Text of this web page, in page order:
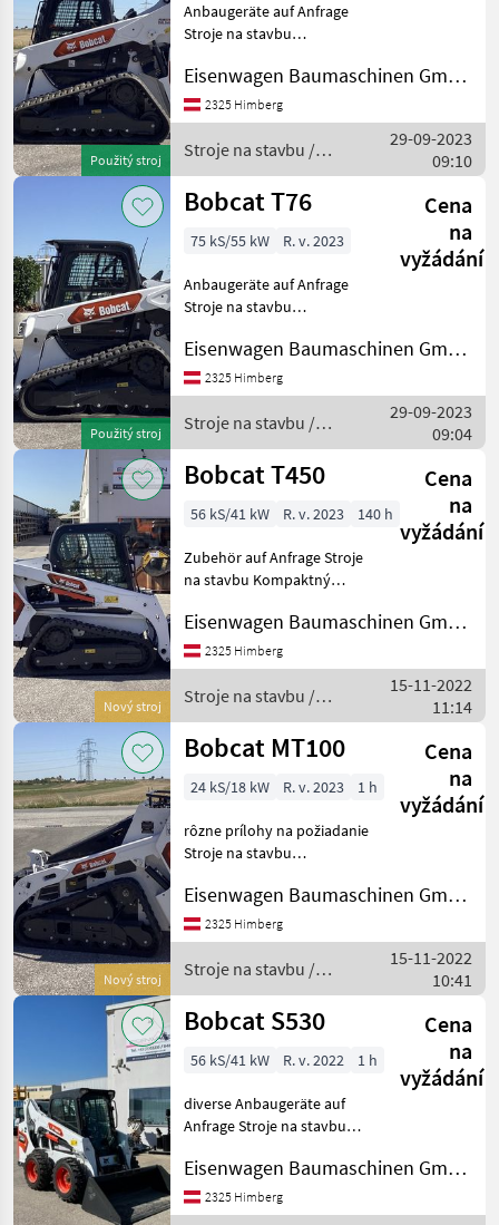
Použitý stroj
Anbaugeräte auf Anfrage
Stroje na stavbu
Eisenwagen Baumaschinen GmbH
2325 Himberg
Stroje na stavbu /
Bobcat
29-09-2023
09:10
Použitý stroj
Bobcat T76
Cena
na
vyžádání
75 kS/55 kW R. v. 2023
Anbaugeräte auf Anfrage
Stroje na stavbu
Eisenwagen Baumaschinen GmbH
2325 Himberg
Stroje na stavbu /
Bobcat
29-09-2023
09:04
Nový stroj
Bobcat T450
Cena
na
vyžádání
56 kS/41 kW R. v. 2023 140 h
Zubehör auf Anfrage Stroje
na stavbu Kompaktný
Eisenwagen Baumaschinen GmbH
2325 Himberg
Stroje na stavbu /
Bobcat
15-11-2022
11:14
Nový stroj
Bobcat MT100
Cena
na
vyžádání
24 kS/18 kW R. v. 2023 1 h
rôzne prílohy na požiadanie
Stroje na stavbu
Eisenwagen Baumaschinen GmbH
2325 Himberg
Stroje na stavbu /
Bobcat
15-11-2022
10:41
Bobcat S530
Cena
na
vyžádání
56 kS/41 kW R. v. 2022 1 h
diverse Anbaugeräte auf
Anfrage Stroje na stavbu
Eisenwagen Baumaschinen GmbH
2325 Himberg